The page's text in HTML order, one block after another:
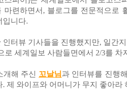
마련하면서, 블로그를 전문적으로
입니다.
인터뷰 기사들을 진행했지만, 일간
로 세계일보 사람들면에서 2/3를 차
개해 주신 꼬날님과 인터뷰를 진행
. 제 와이프와 어머니가 무지 좋아라